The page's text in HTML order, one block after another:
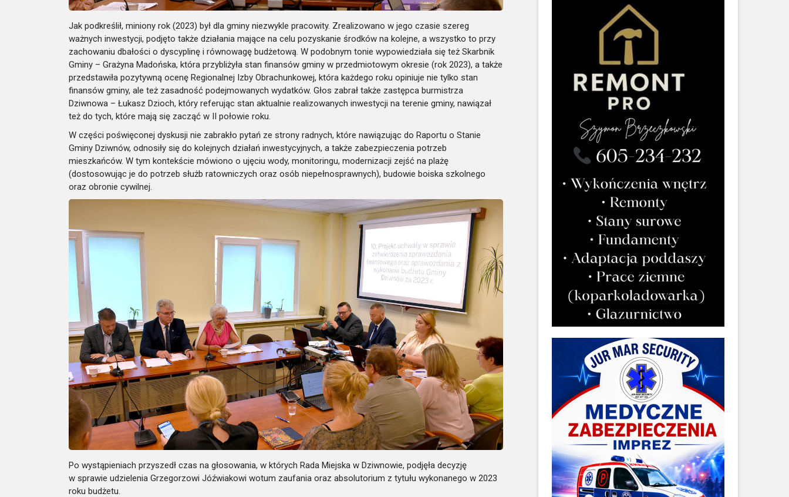
Jak podkreślił, miniony rok (2023) był dla gminy niezwykle pracowity. Zrealizowano w jego czasie szereg
ważnych inwestycji, podjęto także działania mające na celu pozyskanie środków na kolejne, a wszystko to przy
zachowaniu dbałości o dyscyplinę i równowagę budżetową. W podobnym tonie wypowiedziała się też Skarbnik
Gminy – Grażyna Madońska, która przybliżyła stan finansów gminy w przedmiotowym okresie (rok 2023), a także
przedstawiła pozytywną ocenę Regionalnej Izby Obrachunkowej, która każdego roku opiniuje nie tylko stan
finansów gminy, ale też zasadność podejmowanych wydatków. Głos zabrał także zastępca burmistrza
Dziwnowa – Łukasz Dzioch, który referując stan aktualnie realizowanych inwestycji na terenie gminy, nawiązał
też do tych, które mają się zacząć w II połowie roku.
W części poświęconej dyskusji nie zabrakło pytań ze strony radnych, które nawiązując do Raportu o Stanie
Gminy Dziwnów, odnosiły się do kolejnych działań inwestycyjnych, a także zabezpieczenia potrzeb
mieszkańców. W tym kontekście mówiono o ujęciu wody, monitoringu, modernizacji zejść na plażę
(dostosowując je do potrzeb służb ratowniczych oraz osób niepełnosprawnych), budowie boiska szkolnego
oraz obronie cywilnej.
Po wystąpieniach przyszedł czas na głosowania, w których Rada Miejska w Dziwnowie, podjęła decyzję
w sprawie udzielenia Grzegorzowi Jóźwiakowi wotum zaufania oraz absolutorium z tytułu wykonanego w 2023
roku budżetu.